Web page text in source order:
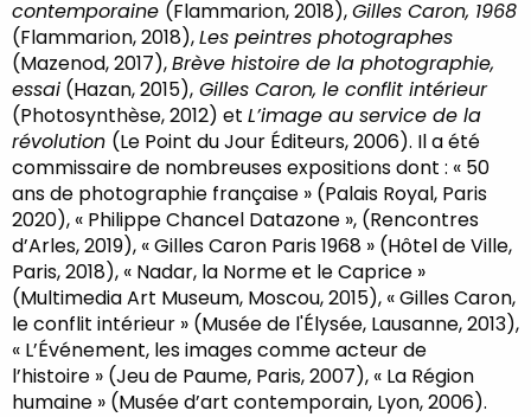
contemporaine (Flammarion, 2018),Gilles Caron, 1968
(Flammarion, 2018),Les peintres photographes
(Mazenod, 2017),Brève histoire de la photographie,
essai (Hazan, 2015), Gilles Caron, le conflit intérieur
(Photosynthèse, 2012) et L’image au service de la
révolution (Le Point du Jour Éditeurs, 2006). Il a été
commissaire de nombreuses expositions dont : « 50
ans de photographie française » (Palais Royal, Paris
2020), « Philippe Chancel Datazone », (Rencontres
d’Arles, 2019), « Gilles Caron Paris 1968 » (Hôtel de Ville,
Paris, 2018), « Nadar, la Norme et le Caprice »
(Multimedia Art Museum, Moscou, 2015), « Gilles Caron,
le conflit intérieur » (Musée de l'Élysée, Lausanne, 2013),
« L’Événement, les images comme acteur de
l’histoire » (Jeu de Paume, Paris, 2007), « La Région
humaine » (Musée d’art contemporain, Lyon, 2006).